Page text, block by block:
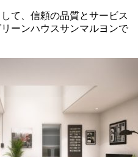
て、信頼の品質とサービス
ーンハウスサンマルヨンで